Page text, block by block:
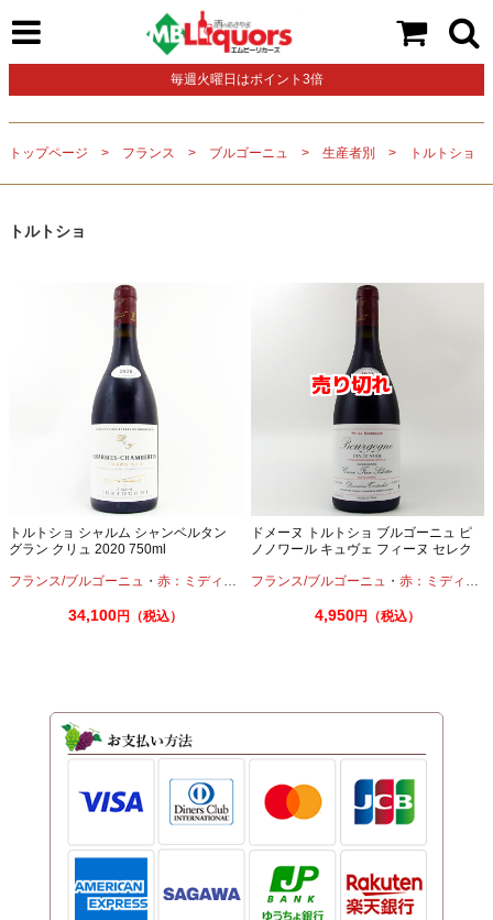
毎週火曜日はポイント3倍
トップページ フランス ブルゴーニュ 生産者別 トルトショ
トルトショ
トルトショ シャルム シャンベルタン
グラン クリュ 2020 750ml
フランス/ブルゴーニュ ・ 赤：ミディアムボディ ・ピノノワール
34,100円（税込）
ドメーヌ トルトショ ブルゴーニュ ピ
ノノワール キュヴェ フィーヌ セレク
フランス/ブルゴーニュ ・赤：ミディアムボディ
4,950円（税込）